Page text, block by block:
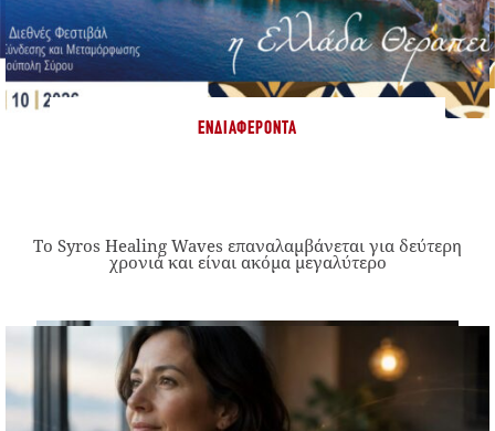
ΕΝΔΙΑΦΈΡΟΝΤΑ
Το Syros Healing Waves επαναλαμβάνεται για δεύτερη
χρονιά και είναι ακόμα μεγαλύτερο